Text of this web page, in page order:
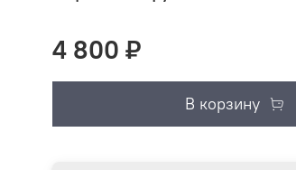
4 800 ₽
В корзину